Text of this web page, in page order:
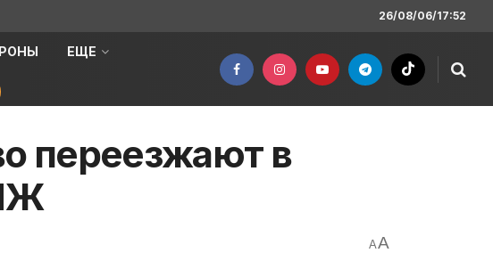
26/08/06/17:52
ЕЩЕ
переезжают в
AA